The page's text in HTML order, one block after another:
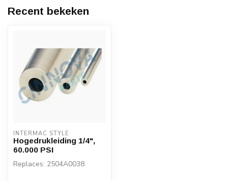
Recent bekeken
INTERMAC STYLE
Hogedrukleiding 1/4",
60.000 PSI
Replaces: 2504A0038